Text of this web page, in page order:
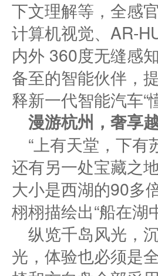
下文理解等，全感
计算机视觉、AR-
内外 360度无缝感
备至的智能伙伴，
释新一代智能汽车“
漫游杭州， 奢享
“上有天堂，下
还有另一处宝藏之
大小是西湖的90多
栩栩描绘出“船在湖
纵览千岛风光，
光，体验也必须是